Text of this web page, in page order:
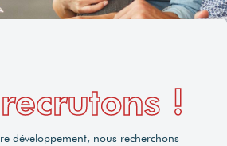
!
développement, nous recherchons